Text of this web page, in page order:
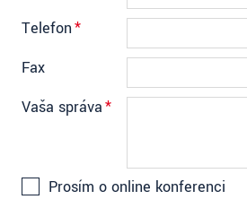
Telefon*
Fax
Vaša správa*
Prosím o online konferenci